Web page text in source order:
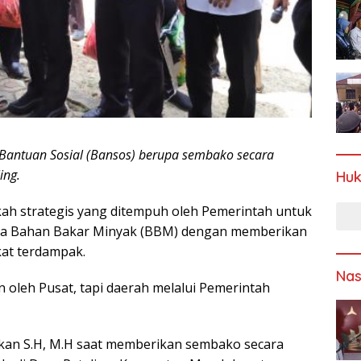
Sosial (Bansos) berupa sembako secara
strategis yang ditempuh oleh Pemerintah untuk
Bakar Minyak (BBM) dengan memberikan
terdampak.
Pusat, tapi daerah melalui Pemerintah
S.H, M.H saat memberikan sembako secara